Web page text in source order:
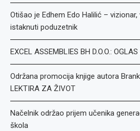
Otišao je Edhem Edo Halilić –
istaknuti poduzetnik
EXCEL ASSEMBLIES BH D.O.O.:
Održana promocija knjige autora
LEKTIRA ZA ŽIVOT
Načelnik održao prijem učenika
škola